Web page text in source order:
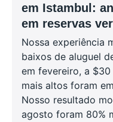
em Istambul:
em reservas
Nossa experiência
baixos de aluguel
em fevereiro, a
mais altos foram
Nosso resultado
agosto foram 80%